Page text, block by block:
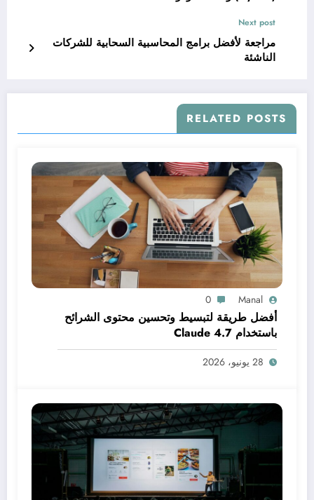
Next post
مراجعة لأفضل برامج المحاسبية السحابية للشركات
الناشئة
RELATED POSTS
Manal
0
أفضل طريقة لتبسيط وتحسين محتوى الشرائح
باستخدام Claude 4.7
28 يونيو، 2026